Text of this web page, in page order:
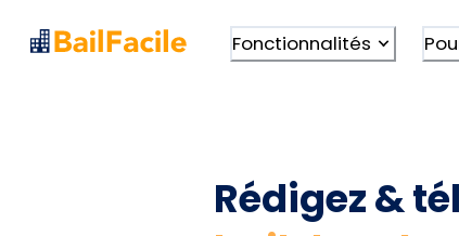
Fonctionnalités
Rédigez &